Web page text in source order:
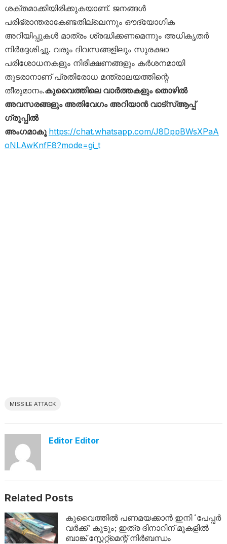
ശക്തമാക്കിയിരിക്കുകയാണ്. ജനങ്ങൾ
പരിഭ്രാന്തരാകേണ്ടതില്ലെന്നും ഔദ്യോഗിക
അറിയിപ്പുകൾ മാത്രം ശ്രദ്ധിക്കണമെന്നും അധികൃതർ
നിർദ്ദേശിച്ചു. വരും ദിവസങ്ങളിലും സുരക്ഷാ
പരിശോധനകളും നിരീക്ഷണങ്ങളും കർശനമായി
തുടരാനാണ് പ്രതിരോധ മന്ത്രാലയത്തിന്റെ
തീരുമാനം.കുവൈത്തിലെ വാർത്തകളും തൊഴിൽ
അവസരങ്ങളും അതിവേഗം അറിയാൻ വാട്സ്ആപ്പ്
ഗ്രൂപ്പിൽ
അംഗമാകൂ https://chat.whatsapp.com/J8DppBWsXPaA
oNLAwKnfF8?mode=gi_t
MISSILE ATTACK
Editor Editor
Related Posts
കുവൈത്തിൽ പണമയക്കാൻ ഇനി ‘പേപ്പർ
വർക്ക്’ കൂടും; ഇത്ര ദിനാറിന് മുകളിൽ
ബാങ്ക് സ്റ്റേറ്റ്മെന്റ് നിർബന്ധം